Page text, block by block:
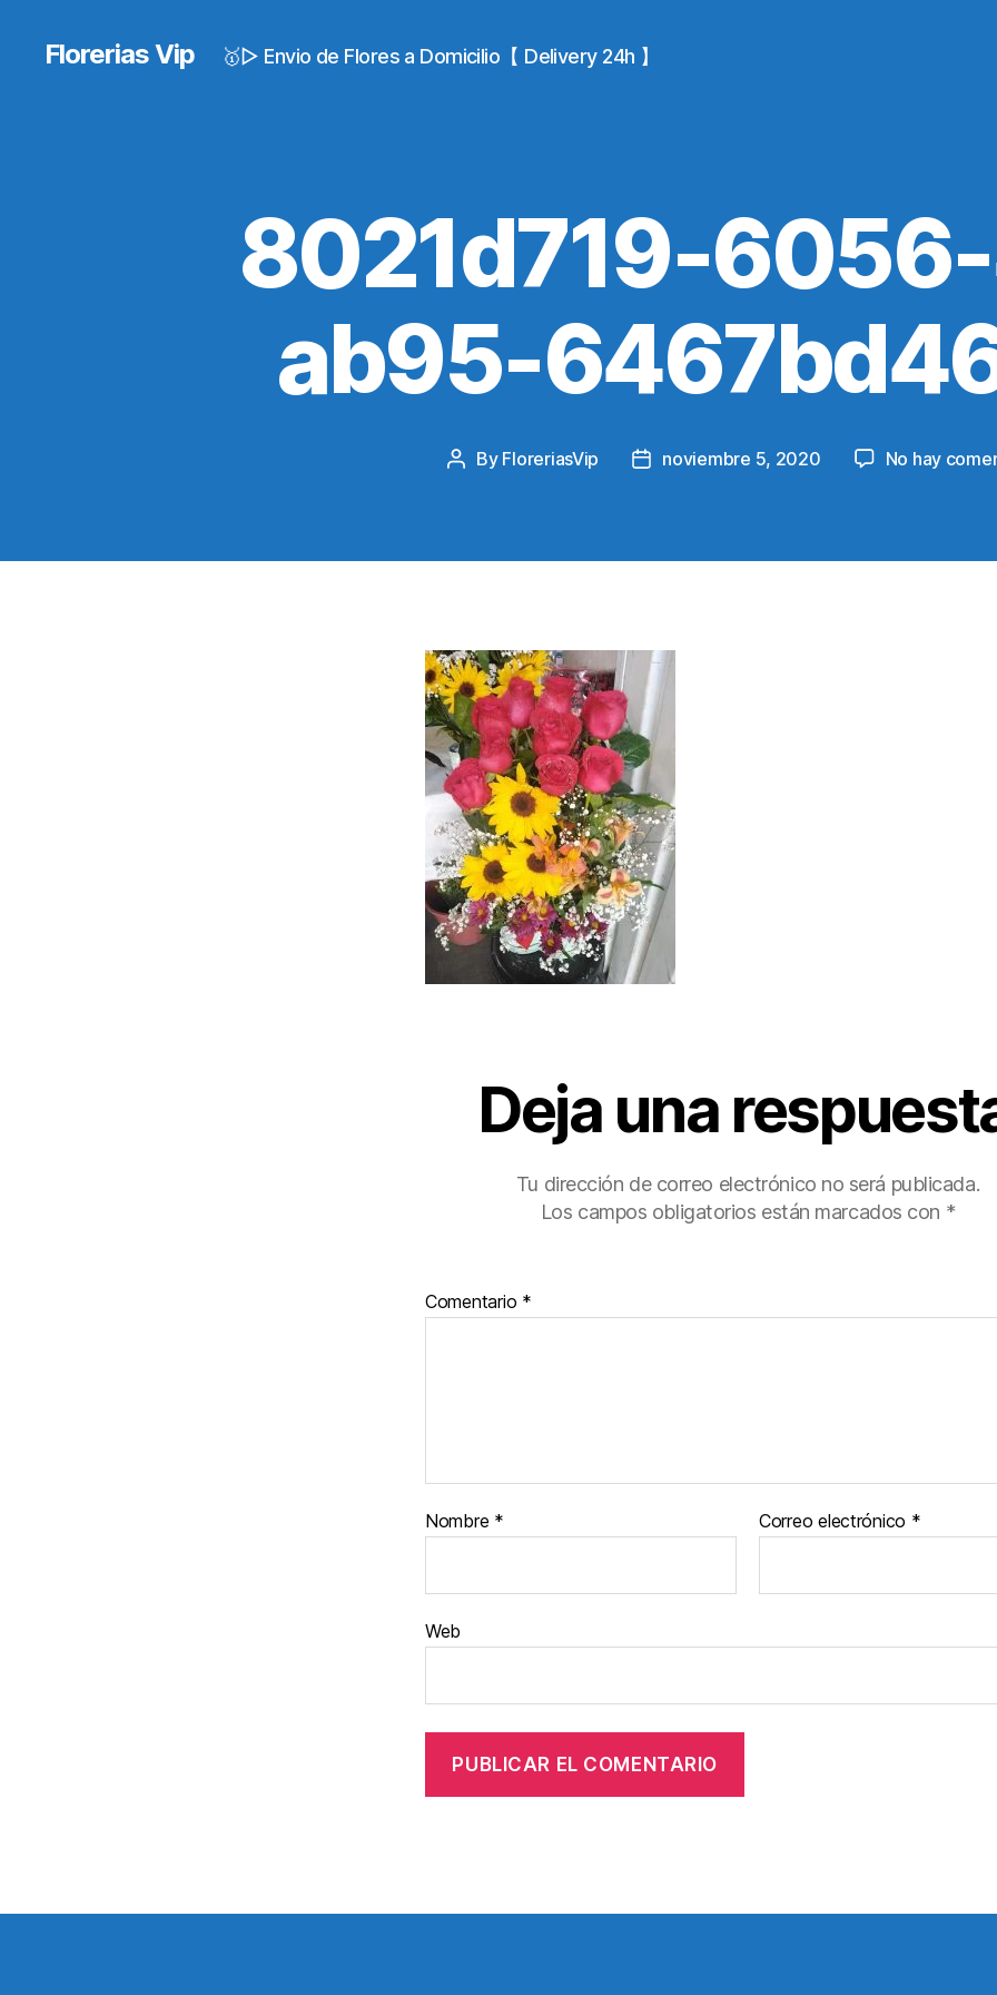
Florerias Vip 🥇▷ Envio de Flores a Domicilio【 Delivery 24h 】
8021d719-
ab95-
Post
By FloreriasVip
Postnoviembre 5, 2020 No hay
Deja una
Tu dirección de correo electrónico no será publicada.
Los campos obligatorios están marcados con *
Comentario *
Nombre * Correo electrónico *
Web